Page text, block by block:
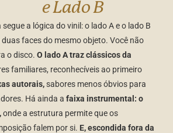
e Lado B
a lógica do vinil: o lado A e o lado B
faces do mesmo objeto. Você não
o disco. O lado A traz clássicos da
familiares, reconhecíveis ao primeiro
autorais,sabores menos óbvios para
Há ainda a faixa instrumental: o
onde a estrutura permite que os
falem por si. E, escondida fora da